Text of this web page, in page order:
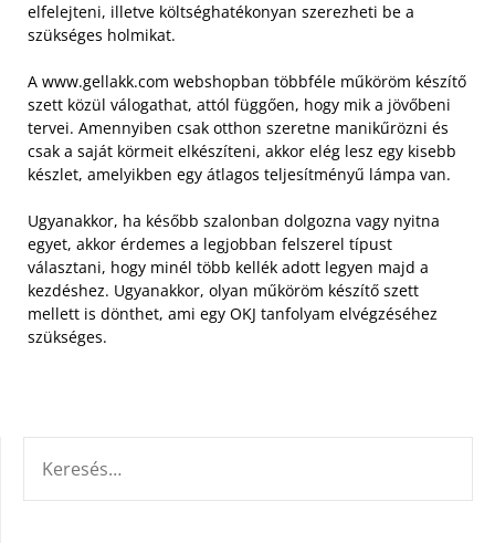
elfelejteni, illetve költséghatékonyan szerezheti be a
szükséges holmikat.
A www.gellakk.com webshopban többféle műköröm készítő
szett közül válogathat, attól függően, hogy mik a jövőbeni
tervei. Amennyiben csak otthon szeretne manikűrözni és
csak a saját körmeit elkészíteni, akkor elég lesz egy kisebb
készlet, amelyikben egy átlagos teljesítményű lámpa van.
Ugyanakkor, ha később szalonban dolgozna vagy nyitna
egyet, akkor érdemes a legjobban felszerel típust
választani, hogy minél több kellék adott legyen majd a
kezdéshez. Ugyanakkor, olyan műköröm készítő szett
mellett is dönthet, ami egy OKJ tanfolyam elvégzéséhez
szükséges.